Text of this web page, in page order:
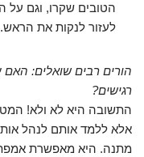
הטובים שקרו, וגם על
לעזור לנקות את הראש.
הורים רבים שואלים: האם
רגישים?
התשובה היא לא ולא!
אלא ללמד אותם לנהל
מתנה. היא מאפשרת